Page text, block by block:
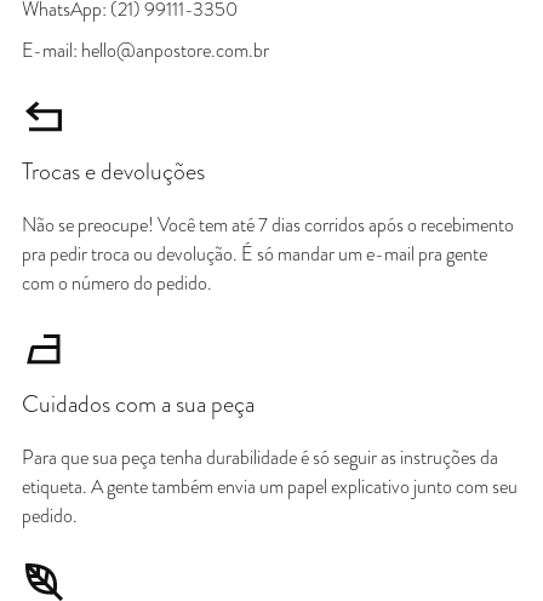
WhatsApp: (21) 99111-3350
E-mail: hello@anpostore.com.br
Trocas e devoluções
Não se preocupe! Você tem até 7 dias corridos após o recebimento
pra pedir troca ou devolução. É só mandar um e-mail pra gente
com o número do pedido.
Cuidados com a sua peça
Para que sua peça tenha durabilidade é só seguir as instruções da
etiqueta. A gente também envia um papel explicativo junto com seu
pedido.